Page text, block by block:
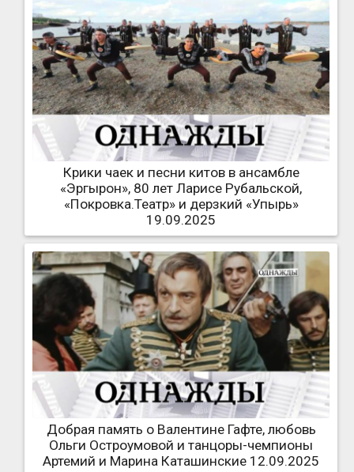
Крики чаек и песни китов в ансамбле
«Эргырон», 80 лет Ларисе Рубальской,
«Покровка.Театр» и дерзкий «Упырь»
19.09.2025
Добрая память о Валентине Гафте, любовь
Ольги Остроумовой и танцоры-чемпионы
Артемий и Марина Каташинские 12.09.2025